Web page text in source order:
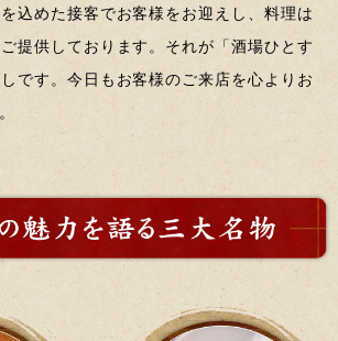
込めた接客でお客様をお迎えし、料理は
提供しております。それが「酒場ひとす
です。今日もお客様のご来店を心よりお